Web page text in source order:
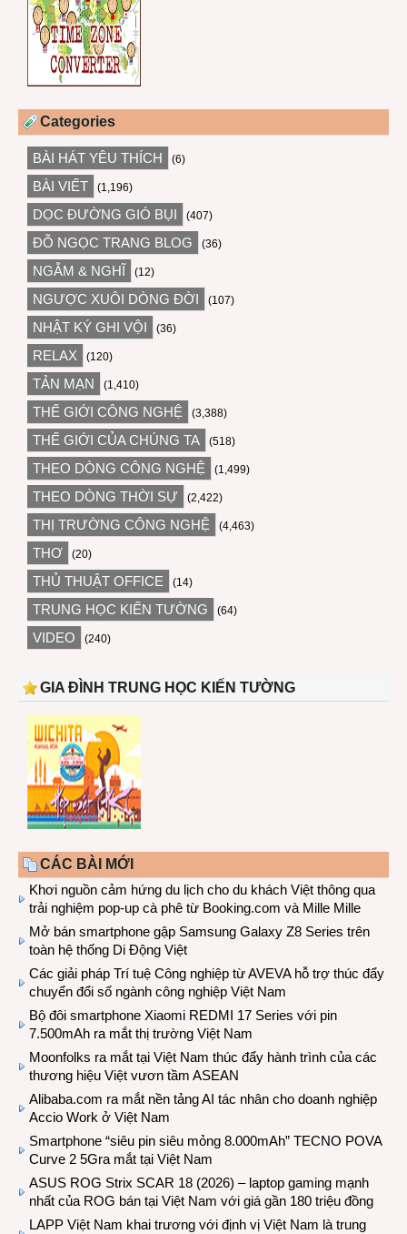
Categories
BÀI HÁT YÊU THÍCH (6)
BÀI VIẾT (1,196)
DỌC ĐƯỜNG GIÓ BỤI (407)
ĐỖ NGỌC TRANG BLOG (36)
NGẪM & NGHĨ (12)
NGƯỢC XUÔI DÒNG ĐỜI (107)
NHẬT KÝ GHI VỘI (36)
RELAX (120)
TẢN MẠN (1,410)
THẾ GIỚI CÔNG NGHỆ (3,388)
THẾ GIỚI CỦA CHÚNG TA (518)
THEO DÒNG CÔNG NGHỆ (1,499)
THEO DÒNG THỜI SỰ (2,422)
THỊ TRƯỜNG CÔNG NGHỆ (4,463)
THƠ (20)
THỦ THUẬT OFFICE (14)
TRUNG HỌC KIẾN TƯỜNG (64)
VIDEO (240)
GIA ĐÌNH TRUNG HỌC KIẾN TƯỜNG
CÁC BÀI MỚI
Khơi nguồn cảm hứng du lịch cho du khách Việt thông qua
trải nghiệm pop-up cà phê từ Booking.com và Mille Mille
Mở bán smartphone gập Samsung Galaxy Z8 Series trên
toàn hệ thống Di Động Việt
Các giải pháp Trí tuệ Công nghiệp từ AVEVA hỗ trợ thúc đẩy
chuyển đổi số ngành công nghiệp Việt Nam
Bộ đôi smartphone Xiaomi REDMI 17 Series với pin
7.500mAh ra mắt thị trường Việt Nam
Moonfolks ra mắt tại Việt Nam thúc đẩy hành trình của các
thương hiệu Việt vươn tầm ASEAN
Alibaba.com ra mắt nền tảng AI tác nhân cho doanh nghiệp
Accio Work ở Việt Nam
Smartphone “siêu pin siêu mỏng 8.000mAh” TECNO POVA
Curve 2 5Gra mắt tại Việt Nam
ASUS ROG Strix SCAR 18 (2026) – laptop gaming mạnh
nhất của ROG bán tại Việt Nam với giá gần 180 triệu đồng
LAPP Việt Nam khai trương với định vị Việt Nam là trung